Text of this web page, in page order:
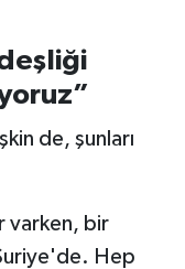
de, şunları
varken, bir
Hep